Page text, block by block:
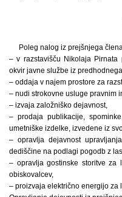
Poleg nalog iz prejšnjega
– v razstavišču Nikolaja
okvir javne službe iz predhodnega
– oddaja v najem prostore za
– nudi strokovne usluge pravnim
– izvaja založniško dejavnost,
– prodaja publikacije,
umetniške izdelke, izvedene iz
– opravlja dejavnost
dediščine na podlagi pogodb z
– opravlja gostinske storitve za
obiskovalcev,
– proizvaja električno energijo za